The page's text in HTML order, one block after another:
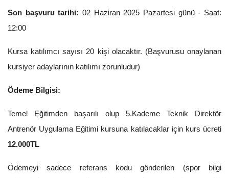
Son başvuru tarihi: 02 Haziran 2025 Pazartesi günü - Saat:
12:00
Kursa katılımcı sayısı 20 kişi olacaktır. (Başvurusu onaylanan
kursiyer adaylarının katılımı zorunludur)
Ödeme Bilgisi:
Temel Eğitimden başarılı olup 5.Kademe Teknik Direktör
Antrenör Uygulama Eğitimi kursuna katılacaklar için kurs ücreti
12.000TL
Ödemeyi sadece referans kodu gönderilen (spor bilgi